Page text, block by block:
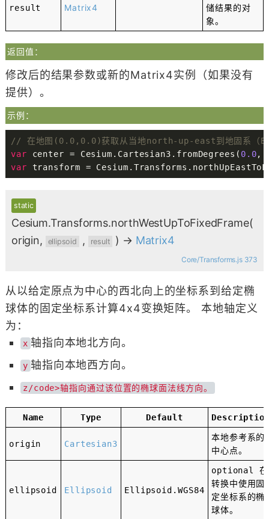
result Matrix4
储结果的对
象。
返回值：
修改后的结果参数或新的Matrix4实例（如果没有
提供）。
示例：
// 在地图(0.0,0.0)获取从当地north-up-east到地固系
var center = Cesium . Cartesian3 . fromDegrees ( 0.0,
var transform = Cesium . Transforms .
static
Cesium.Transforms.northWestUpToFixedFrame(
origin,
ellipsoid , result ) → Matrix4
Core/Transforms.js 373
从以给定原点为中心的西北向上的坐标系到给定椭
球体的固定坐标系计算4x4变换矩阵。 本地轴定义
为：
x 轴指向本地北方向。
y 轴指向本地西方向。
z/code>轴指向通过该位置的椭球面法线方向。
Name Type Default
origin Cartesian3
本地参考系的
中心点。
ellipsoid Ellipsoid Ellipsoid . WGS84
optional
在
转换中使用固
定坐标系的椭
球体。